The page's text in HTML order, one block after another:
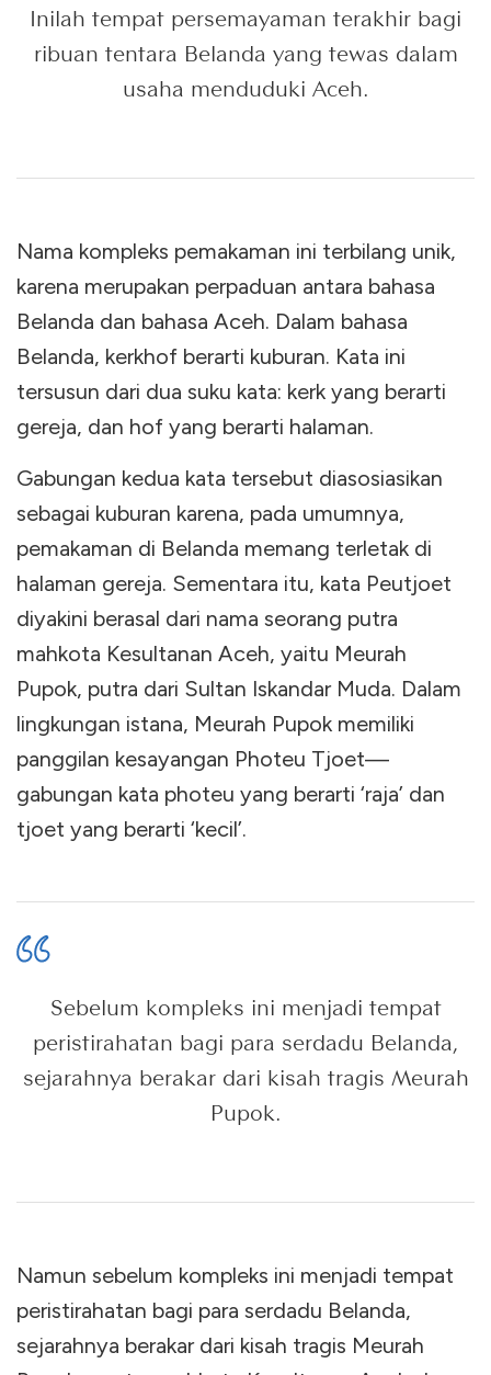
Inilah tempat persemayaman terakhir bagi
ribuan tentara Belanda yang tewas dalam
usaha menduduki Aceh.
Nama kompleks pemakaman ini terbilang unik,
karena merupakan perpaduan antara bahasa
Belanda dan bahasa Aceh. Dalam bahasa
Belanda, kerkhof berarti kuburan. Kata ini
tersusun dari dua suku kata: kerk yang berarti
gereja, dan hof yang berarti halaman.
Gabungan kedua kata tersebut diasosiasikan
sebagai kuburan karena, pada umumnya,
pemakaman di Belanda memang terletak di
halaman gereja. Sementara itu, kata Peutjoet
diyakini berasal dari nama seorang putra
mahkota Kesultanan Aceh, yaitu Meurah
Pupok, putra dari Sultan Iskandar Muda. Dalam
lingkungan istana, Meurah Pupok memiliki
panggilan kesayangan Photeu Tjoet—
gabungan kata photeu yang berarti ‘raja’ dan
tjoet yang berarti ‘kecil’.
Sebelum kompleks ini menjadi tempat
peristirahatan bagi para serdadu Belanda,
sejarahnya berakar dari kisah tragis Meurah
Pupok.
Namun sebelum kompleks ini menjadi tempat
peristirahatan bagi para serdadu Belanda,
sejarahnya berakar dari kisah tragis Meurah